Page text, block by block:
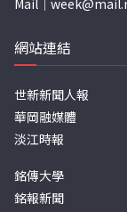
Mail｜
網站連結
世新新聞人報
華岡融媒體
淡江時報
銘傳大學
銘報新聞